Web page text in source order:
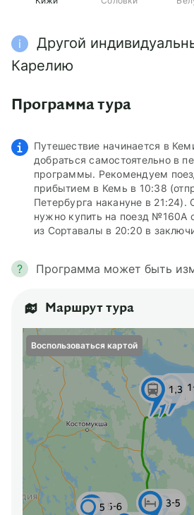
i
Другой
Карелию
Программа тура
Путешествие начинается в
добраться самостоятельно в
программы. Рекомендуем
прибытием в Кемь в 10:38
Петербурга накануне в 21:24).
нужно купить на поезд №160А
из Сортавалы в 20:20 в
? Программа может быть
Маршрут тура
Воспользоваться картой